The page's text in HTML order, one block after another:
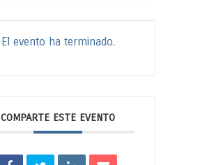
El evento ha terminado.
COMPARTE ESTE EVENTO